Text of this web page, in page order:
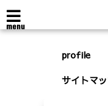
menu
profile
サイトマ